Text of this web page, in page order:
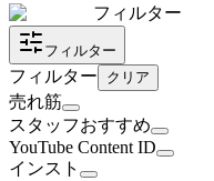
フィルター
フィルター
フィルター クリア
売れ筋
スタッフおすすめ
YouTube Content ID
インスト